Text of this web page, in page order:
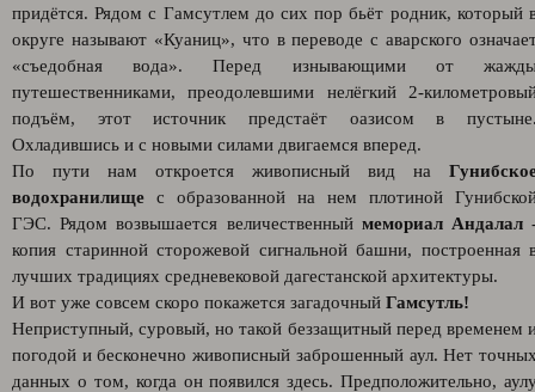
придётся. Рядом с Гамсутлем до сих пор бьёт родник, который
округе называют «Куаниц», что в переводе с аварского
«съедобная вода». Перед изнывающими от
путешественниками, преодолевшими нелёгкий 2-
подъём, этот источник предстаёт оазисом в
Охладившись и с новыми силами двигаемся вперед.
По пути нам откроется живописный вид на
водохранилище с образованной на нем плотиной
ГЭС. Рядом возвышается величественный мемориал Андалал
копия старинной сторожевой сигнальной башни, построенная
лучших традициях средневековой дагестанской архитектуры.
И вот уже совсем скоро покажется загадочный Гамсутль!
Неприступный, суровый, но такой беззащитный перед временем
погодой и бесконечно живописный заброшенный аул. Нет
данных о том, когда он появился здесь. Предположительно,